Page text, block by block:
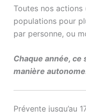
Toutes nos
populations pour
par personne, ou
Chaque année,
manière
Prévente jusqu’au